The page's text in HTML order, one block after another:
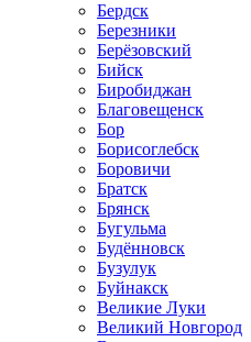
Бердск
Березники
Берёзовский
Бийск
Биробиджан
Благовещенск
Бор
Борисоглебск
Боровичи
Братск
Брянск
Бугульма
Будённовск
Бузулук
Буйнакск
Великие Луки
Великий Новгород